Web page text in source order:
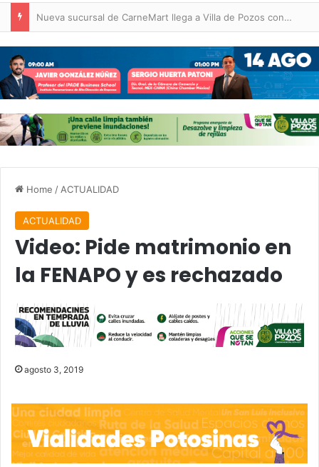
Nueva sucursal de CarneMart llega a Villa de Pozos con inversión y generación de empleos
Home / ACTUALIDAD
ACTUALIDAD
Video: Pide matrimonio en
la FENAPO y es rechazado
agosto 3, 2019